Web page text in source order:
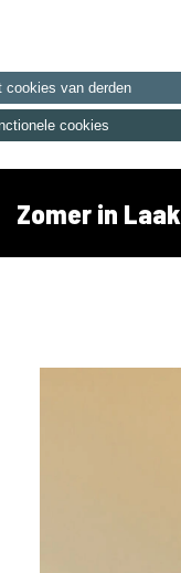
cookies van derden
cookies
Zomer in Laak